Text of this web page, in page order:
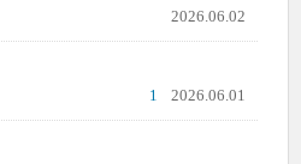
2026.06.02
2026.06.01
1